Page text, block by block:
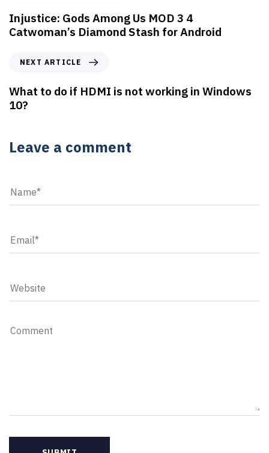
Injustice: Gods Among Us MOD 3 4
Catwoman’s Diamond Stash for Android
NEXT ARTICLE
What to do if HDMI is not working in Windows
10?
Leave a comment